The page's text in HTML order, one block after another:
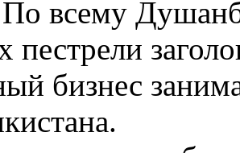
всему
пестрели
бизнес